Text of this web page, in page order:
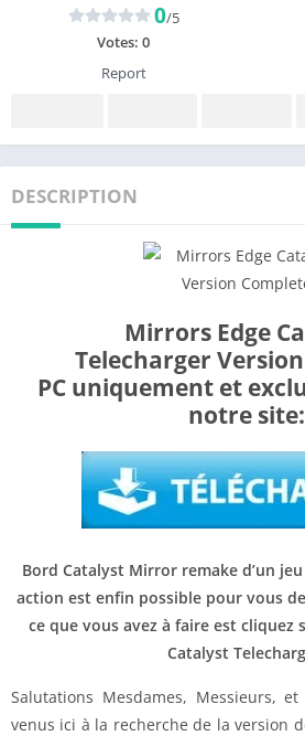
0/5
Votes: 0
Report
DESCRIPTION
Mirrors Edge
Telecharger
PC uniquement et
notre site:
Bord Catalyst Mirror remake d’un
action est enfin possible pour vous
ce que vous avez à faire est cliquez
Catalyst
Salutations Mesdames, Messieurs,
venus ici à la recherche de la version